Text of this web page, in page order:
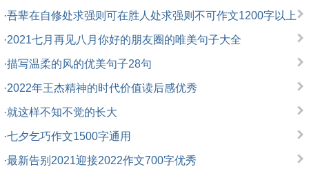
·吾辈在自修处求强则可在胜人处求强则不可作文1200字以上
·2021七月再见八月你好的朋友圈的唯美句子大全
·描写温柔的风的优美句子28句
·2022年王杰精神的时代价值读后感优秀
·就这样不知不觉的长大
·七夕乞巧作文1500字通用
·最新告别2021迎接2022作文700字优秀